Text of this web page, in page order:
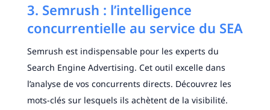
3. Semrush : l’intelligence
concurrentielle au service du SEA
Semrush est indispensable pour les experts du
Search Engine Advertising. Cet outil excelle dans
l’analyse de vos concurrents directs. Découvrez les
mots-clés sur lesquels ils achètent de la visibilité.